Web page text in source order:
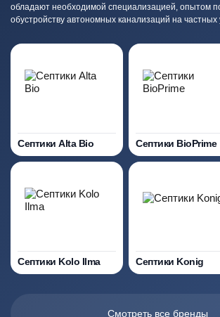
обладают необходимой специализацией, опытом
обустройству автономных канализаций на частных
Септики Alta Bio Септики BioPrime
Септики Kolo Ilma Септики Konig
Смотреть все бренды